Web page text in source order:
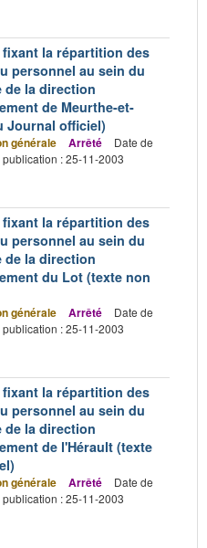
la répartition des
personnel au sein du
de la direction
de Meurthe-et-
Journal officiel)
générale Arrêté
Date de
publication : 25-11-2003
la répartition des
personnel au sein du
de la direction
du Lot (texte non
générale Arrêté
Date de
publication : 25-11-2003
la répartition des
personnel au sein du
de la direction
de l'Hérault (texte
générale Arrêté
Date de
publication : 25-11-2003